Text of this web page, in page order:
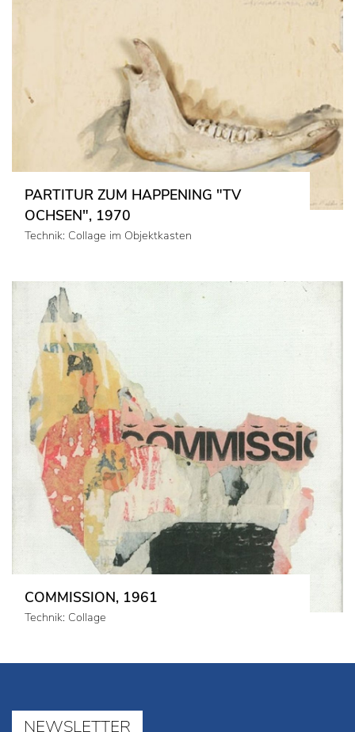
PARTITUR ZUM HAPPENING "TV
OCHSEN", 1970
Technik: Collage im Objektkasten
COMMISSION, 1961
Technik: Collage
NEWSLETTER